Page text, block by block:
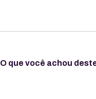
O que você achou